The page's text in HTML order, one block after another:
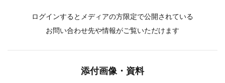
ログインするとメディアの方限定で公開されている
お問い合わせ先や情報がご覧いただけます
添付画像・資料